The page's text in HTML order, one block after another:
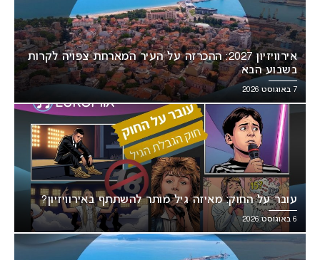
אירוויזיון 2027: ההכרזה על העיר המארחת צפויה לקרות
בשבוע הבא
7 באוגוסט 2026
עובר על החוק: מאיזה גיל מותר להשתתף באירוויזיון?
6 באוגוסט 2026